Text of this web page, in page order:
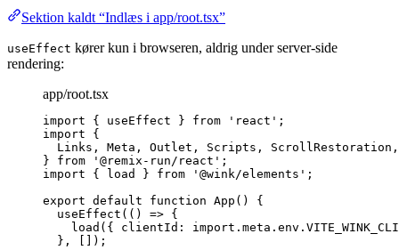
Sektion kaldt “Indlæs i app/root.tsx”
useEffect kører kun i browseren, aldrig under server-side
rendering:
app/root.tsx
import { useEffect } from ' react ' ;
import {
Links, Meta, Outlet, Scripts, ScrollRestoration,
} from ' @remix-run/react ' ;
import { load } from ' @wink/elements ' ;
export default function App ()
{
useEffect ( () => {
load ({ clientId: import. meta . env .
} ,
[]);